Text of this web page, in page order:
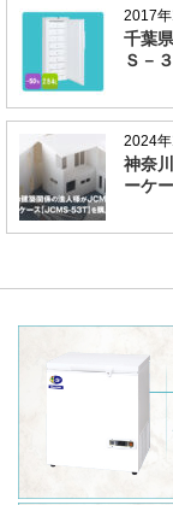
2017
千葉
Ｓ－
2024
神奈
ーケ